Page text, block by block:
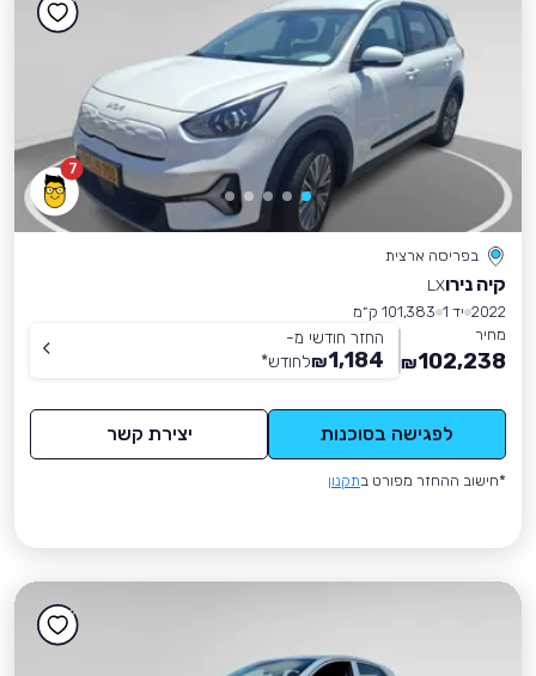
7
בפריסה ארצית
קיה נירוLX
2022 יד 1
101,383 ק״מ
מחיר
102,238
₪
החזר חודשי מ-
1,184
₪לחודש*
לפגישה בסוכנות יצירת קשר
*חישוב ההחזר מפורט בתקנון